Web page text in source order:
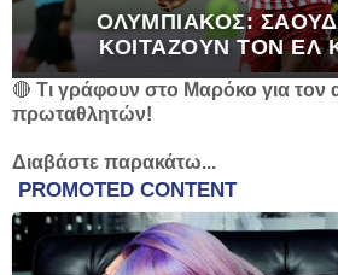
OΛΥΜΠΙΑΚΌΣ:
ΚΟΙΤΆΖΟΥΝ ΤΟΝ ΕΛ
🔴 Τι γράφουν στο Μαρόκο για τον
πρωταθλητών!
Διαβάστε παρακάτω...